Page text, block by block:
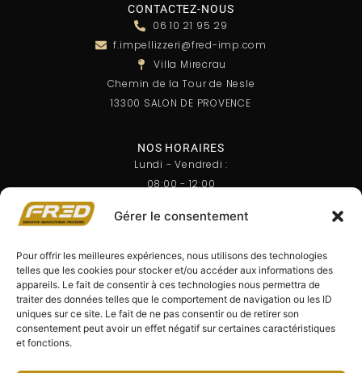
Gérer le consentement
Pour offrir les meilleures expériences, nous utilisons des technologies
telles que les cookies pour stocker et/ou accéder aux informations des
appareils. Le fait de consentir à ces technologies nous permettra de
traiter des données telles que le comportement de navigation ou les ID
uniques sur ce site. Le fait de ne pas consentir ou de retirer son
consentement peut avoir un effet négatif sur certaines caractéristiques
et fonctions.
CONTACTEZ-NOUS
06 10 21 95 29
f.impellizzeri@fred-imp.com
Villa Mirecrau
Chemin de la Tour de Nesle
13300 SALON DE PROVENCE
NOS HORAIRES
Lundi - Vendredi :
08:00 - 12:00
Samedi - Dimanche :
NEWSLETTER
Recevez nos dernières actualités directement dans votre
boîte mail. Inscrivez-vous à notre newsletter dès maintenant
!